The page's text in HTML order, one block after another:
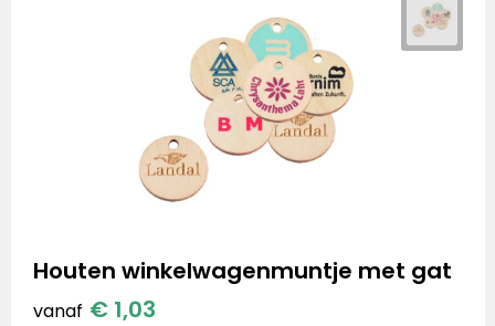
Houten winkelwagenmuntje met gat
vanaf € 1,03